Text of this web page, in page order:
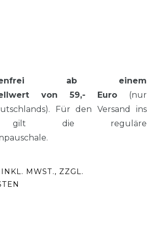
ab einem
von 59,- Euro (nur
Für den Versand ins
gilt die reguläre
MWST., ZZGL.